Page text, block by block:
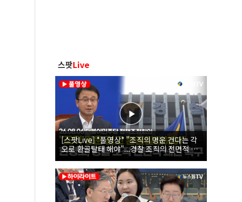
스팟Live
[스팟Live] *풀영상* "조직의 명운 건다는 각
오로 환골탈태 해야"...경찰 조직의 전면적 쇄
신 촉구한 한병도 | 26.08.06 더불어민주당 정
책조정회의